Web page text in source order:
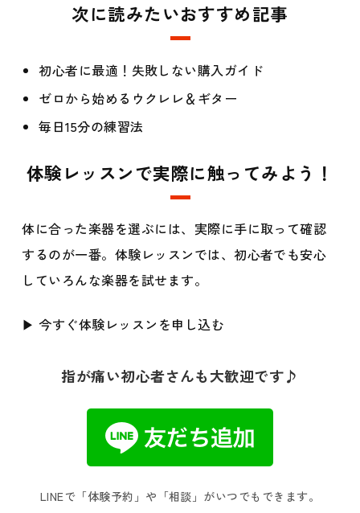
次に読みたいおすすめ記事
初心者に最適！失敗しない購入ガイド
ゼロから始めるウクレレ＆ギター
毎日15分の練習法
体験レッスンで実際に触ってみよう！
体に合った楽器を選ぶには、実際に手に取って確認
するのが一番。体験レッスンでは、初心者でも安心
していろんな楽器を試せます。
▶︎ 今すぐ体験レッスンを申し込む
指が痛い初心者さんも大歓迎です♪
LINEで「体験予約」や「相談」がいつでもできます。